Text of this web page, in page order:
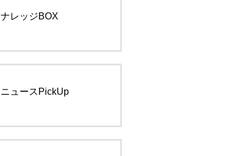
ナレッジBOX
ニュースPickUp